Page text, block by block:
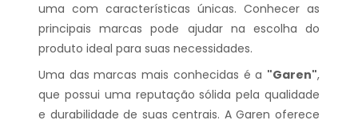
uma com características únicas. Conhecer as
principais marcas pode ajudar na escolha do
produto ideal para suas necessidades.
Uma das marcas mais conhecidas é a "Garen",
que possui uma reputação sólida pela qualidade
e durabilidade de suas centrais. A Garen oferece